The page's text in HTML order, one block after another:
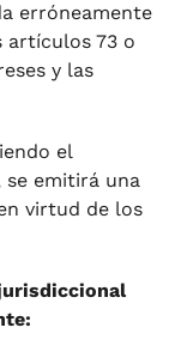
erróneamente
artículos 73 o
y las
el
se emitirá una
virtud de los